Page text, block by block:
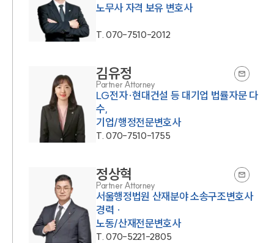
노무사 자격 보유 변호사
T.070-7510-2012
김유정
Partner Attorney
LG전자·현대건설 등 대기업 법률자문 다
수,
기업/행정전문변호사
T.070-7510-1755
정상혁
Partner Attorney
서울행정법원 산재분야 소송구조변호사
경력 ·
노동/산재전문변호사
T.070-5221-2805